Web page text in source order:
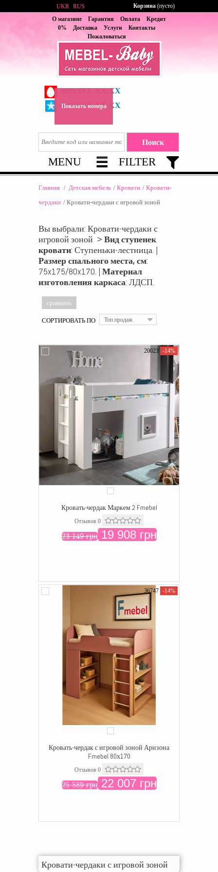
О магазине Гарантия Оплата
Кредит
0%
Доставка Услуги
Контакты
Пожаловаться
2XX-XX-XX
(067) 6XX-XX-XX
Показать номера
UKR RUS Корзина (пусто)
MENU FILTER
Главная / Детская мебель / Кровати / Кровати-
чердаки / Кровати-чердаки с игровой зоной
Вы выбрали: Кровати-чердаки с
игровой зоной > Вид ступенек
кровати: Ступеньки-лестница. |
Размер спального места, см:
75x175/80x170. | Материал
изготовления каркаса: ЛДСП.
СОРТИРОВАТЬ ПО Топ продаж
20023 -14%
Кровать-чердак Маркем 2 Fmebel
Отзывов 0
23 149 грн19 908 грн
36747 -14%
Кровать-чердак с игровой зоной Аризона
Fmebel 80х170
Отзывов 0
25 589 грн22 007 грн
Кровати-чердаки с игровой зоной